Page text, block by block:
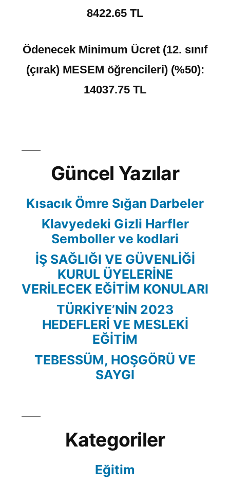
8422.65 TL
Ödenecek Minimum Ücret (12. sınıf
(çırak) MESEM öğrencileri) (%50):
14037.75 TL
Güncel Yazılar
Kısacık Ömre Sığan Darbeler
Klavyedeki Gizli Harfler
Semboller ve kodlari
İŞ SAĞLIĞI VE GÜVENLİĞİ
KURUL ÜYELERİNE
VERİLECEK EĞİTİM KONULARI
TÜRKİYE’NİN 2023
HEDEFLERİ VE MESLEKİ
EĞİTİM
TEBESSÜM, HOŞGÖRÜ VE
SAYGI
Kategoriler
Eğitim